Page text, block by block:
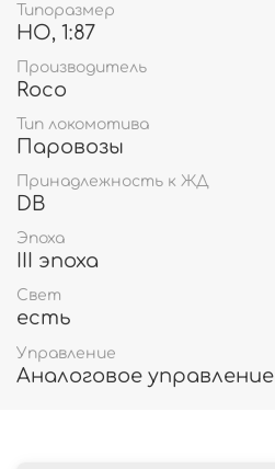
Типоразмер
HO, 1:87
Производитель
Roco
Тип локомотива
Паровозы
Принадлежность к ЖД
DB
Эпоха
III эпоха
Свет
есть
Управление
Аналоговое управление